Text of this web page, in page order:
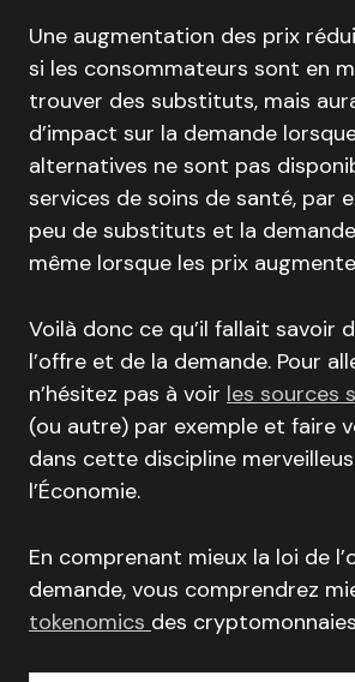
Une augmentation des prix
si les consommateurs sont en
trouver des substituts, mais
d’impact sur la demande
alternatives ne sont pas
services de soins de santé, par
peu de substituts et la
même lorsque les prix
Voilà donc ce qu’il fallait savoir
l’offre et de la demande. Pour
n’hésitez pas à voir les sources
(ou autre) par exemple et faire
dans cette discipline
l’Économie.
En comprenant mieux la loi de
demande, vous comprendrez
tokenomics des